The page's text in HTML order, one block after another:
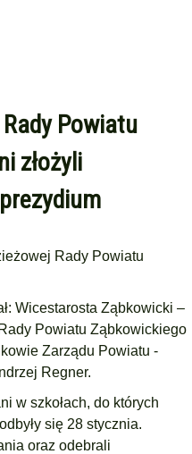
Powiatu
złożyli
Rady Powiatu
Wicestarosta Ząbkowicki –
Powiatu Ząbkowickiego
Zarządu Powiatu -
Regner.
w szkołach, do których
się 28 stycznia.
oraz odebrali